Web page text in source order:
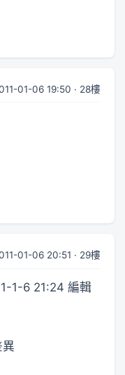
01-06 19:50 · 28樓
01-06 20:51 · 29樓
1-6 21:24 編輯